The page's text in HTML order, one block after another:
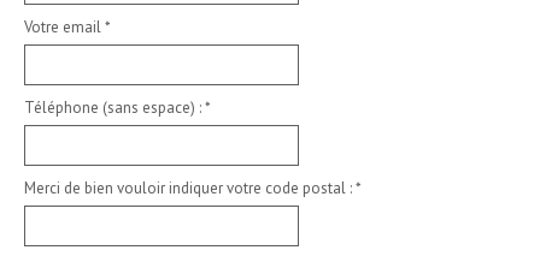
Votre email*
Téléphone (sans espace) :*
Merci de bien vouloir indiquer votre code postal :*